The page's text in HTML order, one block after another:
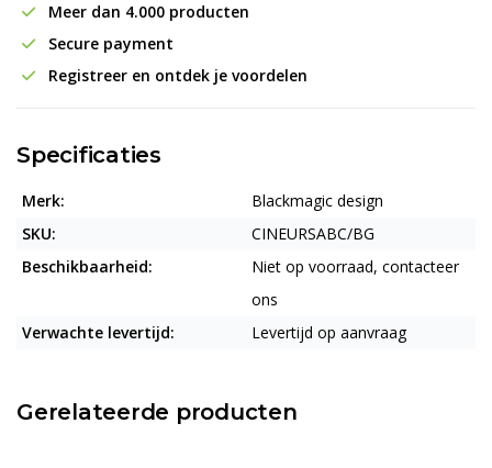
Meer dan 4.000 producten
Secure payment
Registreer en ontdek je voordelen
Specificaties
Merk:
Blackmagic design
SKU:
CINEURSABC/BG
Beschikbaarheid:
Niet op voorraad, contacteer
ons
Verwachte levertijd:
Levertijd op aanvraag
Gerelateerde producten